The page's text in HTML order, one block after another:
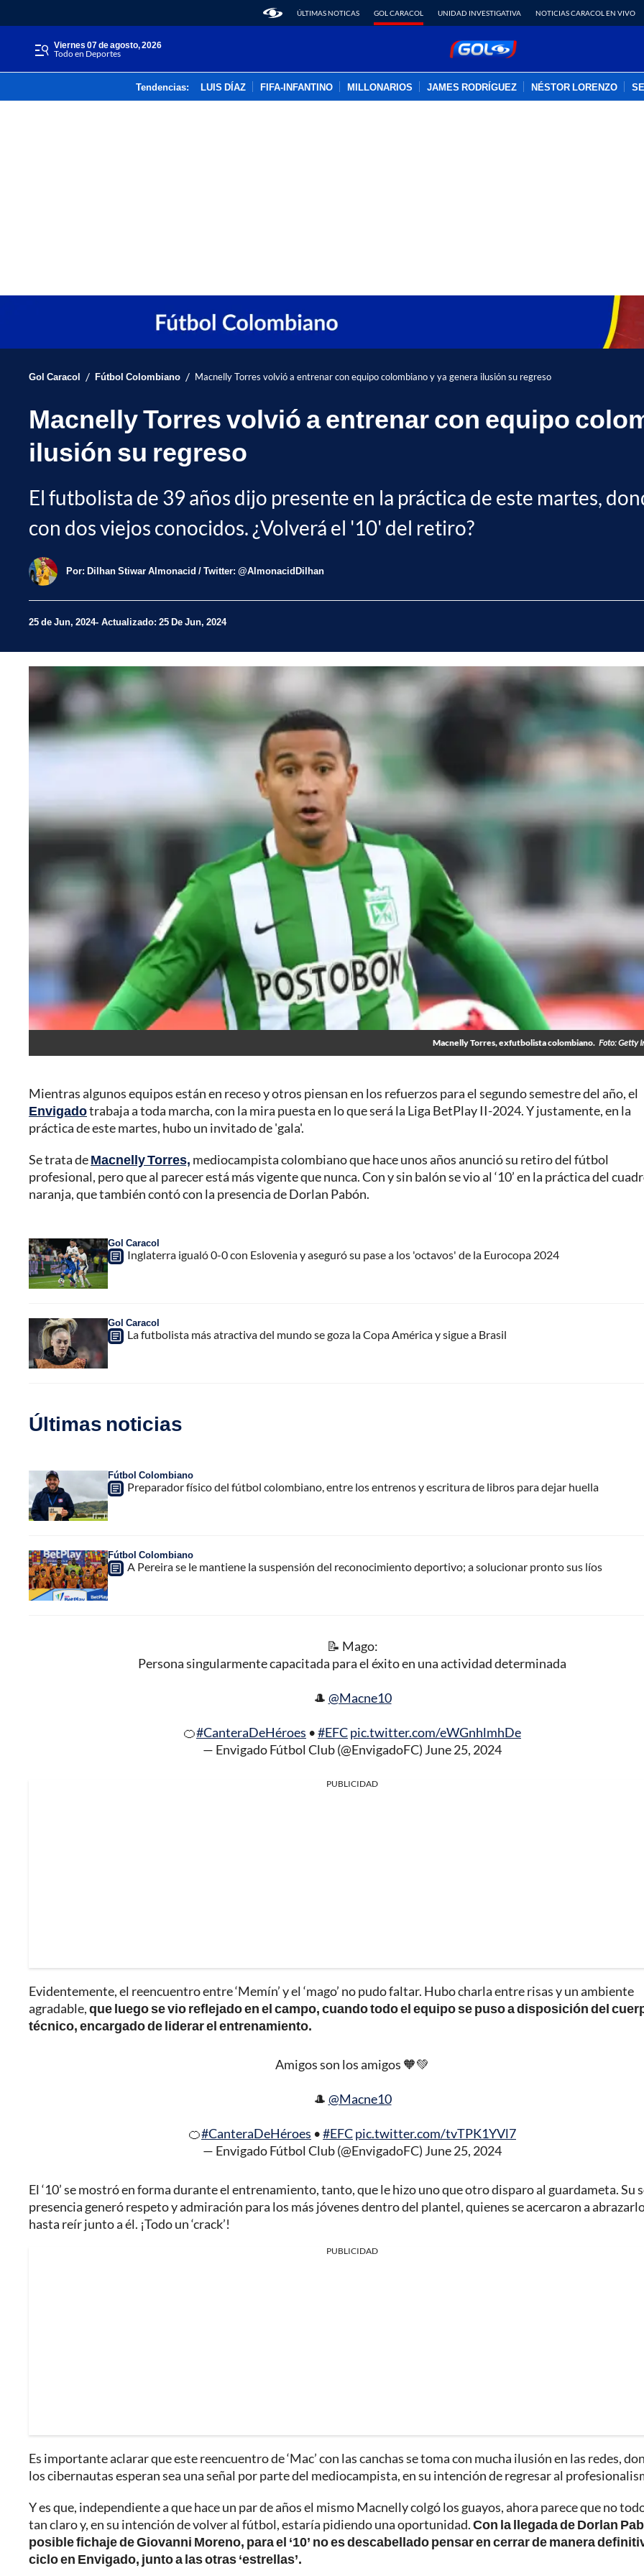
ÚLTIMAS NOTICAS GOL CARACOL UNIDAD INVESTIGATIVA NOTICIAS CARACOL EN VIVO
viernes 07 de agosto, 2026
Todo en Deportes
Tendencias: LUIS DÍAZ FIFA-INFANTINO MILLONARIOS JAMES RODRÍGUEZ NÉSTOR LORENZO
Gol Caracol / Fútbol Colombiano / Macnelly Torres volvió a entrenar con equipo colombiano y ya genera ilusión su regreso
Macnelly Torres volvió a entrenar con equipo
ilusión su regreso
El futbolista de 39 años dijo presente en la práctica de este martes,
con dos viejos conocidos. ¿Volverá el '10' del retiro?
Por: Dilhan Stiwar Almonacid / Twitter: @AlmonacidDilhan
25 de Jun, 2024 Actualizado: 25 De Jun, 2024
Macnelly Torres, exfutbolista colombiano. Foto: Getty
Mientras algunos equipos están en receso y otros piensan en los refuerzos para el segundo semestre del año, el
Envigadotrabaja a toda marcha, con la mira puesta en lo que será la Liga BetPlay II-2024. Y justamente, en la
práctica de este martes, hubo un invitado de 'gala'.
Se trata deMacnelly Torres, mediocampista colombiano que hace unos años anunció su retiro del fútbol
profesional, pero que al parecer está más vigente que nunca. Con y sin balón se vio al ‘10’ en la práctica del
naranja, que también contó con la presencia de Dorlan Pabón.
Gol Caracol
Inglaterra igualó 0-0 con Eslovenia y aseguró su pase a los 'octavos' de la Eurocopa 2024
Gol Caracol
La futbolista más atractiva del mundo se goza la Copa América y sigue a Brasil
Últimas noticias
Fútbol Colombiano
Preparador físico del fútbol colombiano, entre los entrenos y escritura de libros para dejar huella
Fútbol Colombiano
A Pereira se le mantiene la suspensión del reconocimiento deportivo; a solucionar pronto sus líos
📝 Mago:
Persona singularmente capacitada para el éxito en una actividad determinada
🎩 @Macne10
🍊#CanteraDeHéroes •#EFCpic.twitter.com/eWGnhlmhDe
— Envigado Fútbol Club (@EnvigadoFC) June 25, 2024
PUBLICIDAD
Evidentemente, el reencuentro entre ‘Memín’ y el ‘mago’ no pudo faltar. Hubo charla entre risas y un ambiente
agradable,que luego se vio reflejado en el campo, cuando todo el equipo se puso a disposición del
técnico, encargado de liderar el entrenamiento.
Amigos son los amigos 🧡💚
🎩 @Macne10
🍊#CanteraDeHéroes •#EFCpic.twitter.com/tvTPK1YVl7
— Envigado Fútbol Club (@EnvigadoFC) June 25, 2024
El ‘10’ se mostró en forma durante el entrenamiento, tanto, que le hizo uno que otro disparo al guardameta. Su
presencia generó respeto y admiración para los más jóvenes dentro del plantel, quienes se acercaron a
hasta reír junto a él. ¡Todo un ‘crack’!
PUBLICIDAD
Es importante aclarar que este reencuentro de ‘Mac’ con las canchas se toma con mucha ilusión en las redes,
los cibernautas esperan sea una señal por parte del mediocampista, en su intención de regresar al
Y es que, independiente a que hace un par de años el mismo Macnelly colgó los guayos, ahora parece que no
tan claro y, en su intención de volver al fútbol, estaría pidiendo una oportunidad.Con la llegada de Dorlan
posible fichaje de Giovanni Moreno, para el ‘10’ no es descabellado pensar en cerrar de manera
ciclo en Envigado, junto a las otras ‘estrellas’.